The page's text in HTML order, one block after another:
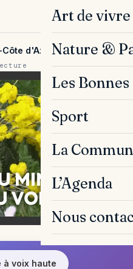
Art de vivre
Nature &
Les
Sport
La
L’Agenda
Nous
d'Azur
voix haute